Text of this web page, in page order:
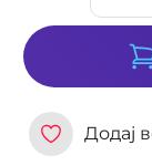
Додај